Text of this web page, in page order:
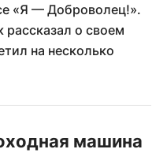
«Я — Доброволец!».
о своем
на несколько
машина